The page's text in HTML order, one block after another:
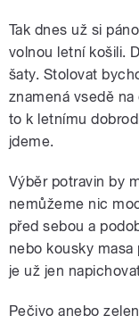
Tak dnes už si
volnou letní košili.
šaty. Stolovat
znamená vsedě
to k letnímu
jdeme.
Výběr potravin by
nemůžeme nic
před sebou a
nebo kousky
je už jen
Pečivo anebo